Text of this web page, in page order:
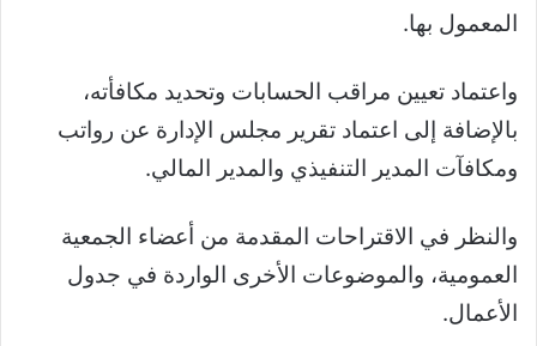
المعمول بها.
واعتماد تعيين مراقب الحسابات وتحديد مكافأته،
بالإضافة إلى اعتماد تقرير مجلس الإدارة عن رواتب
ومكافآت المدير التنفيذي والمدير المالي.
والنظر في الاقتراحات المقدمة من أعضاء الجمعية
العمومية، والموضوعات الأخرى الواردة في جدول
الأعمال.